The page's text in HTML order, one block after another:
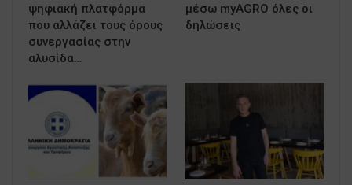
ψηφιακή πλατφόρμα
που αλλάζει τους όρους
συνεργασίας στην
αλυσίδα…
μέσω myAGRO όλες οι
δηλώσεις